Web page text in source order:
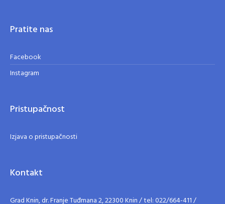
Pratite nas
Facebook
Instagram
Pristupačnost
Izjava o pristupačnosti
Kontakt
Grad Knin, dr. Franje Tuđmana 2, 22300 Knin / tel: 022/664-411 /